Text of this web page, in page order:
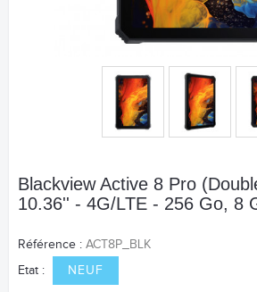
Blackview Active 8 Pro
10.36'' - 4G/LTE - 256 Go, 8
Référence : ACT8P_BLK
Etat :
NEUF